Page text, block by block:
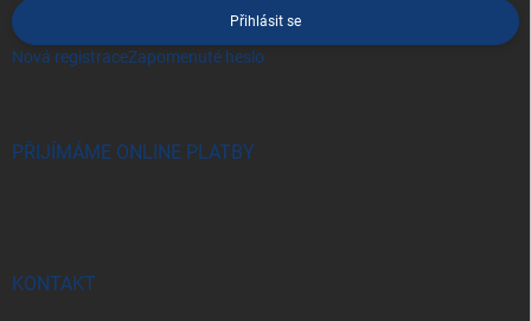
Přihlásit se
Nová registraceZapomenuté heslo
PŘIJÍMÁME ONLINE PLATBY
KONTAKT